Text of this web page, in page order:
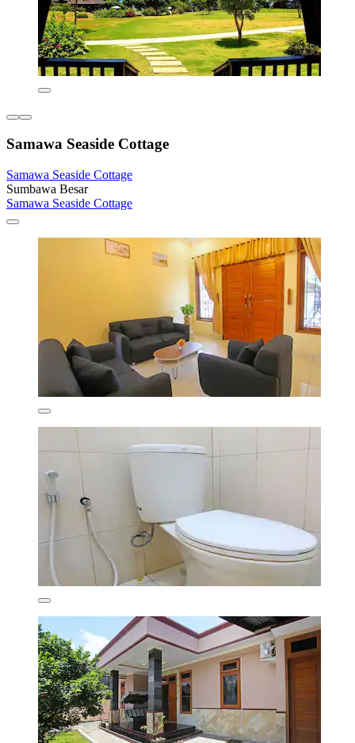
Samawa Seaside Cottage
Samawa Seaside Cottage
Sumbawa Besar
Samawa Seaside Cottage